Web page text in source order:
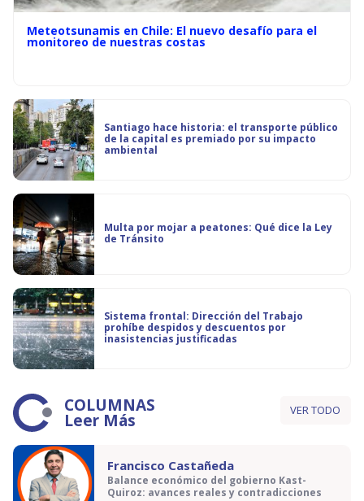
Meteotsunamis en Chile: El nuevo desafío para el
monitoreo de nuestras costas
Santiago hace historia: el transporte público
de la capital es premiado por su impacto
ambiental
Multa por mojar a peatones: Qué dice la Ley
de Tránsito
Sistema frontal: Dirección del Trabajo
prohíbe despidos y descuentos por
inasistencias justificadas
COLUMNAS
Leer Más VER TODO
Francisco Castañeda
Balance económico del gobierno Kast-
Quiroz: avances reales y contradicciones